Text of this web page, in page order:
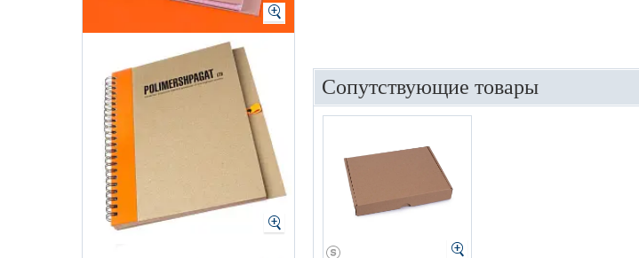
Сопутствующие товары